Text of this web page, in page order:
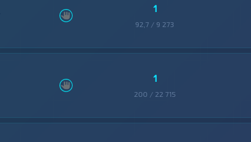
1
92,7 / 9 273
1
200 / 22 715